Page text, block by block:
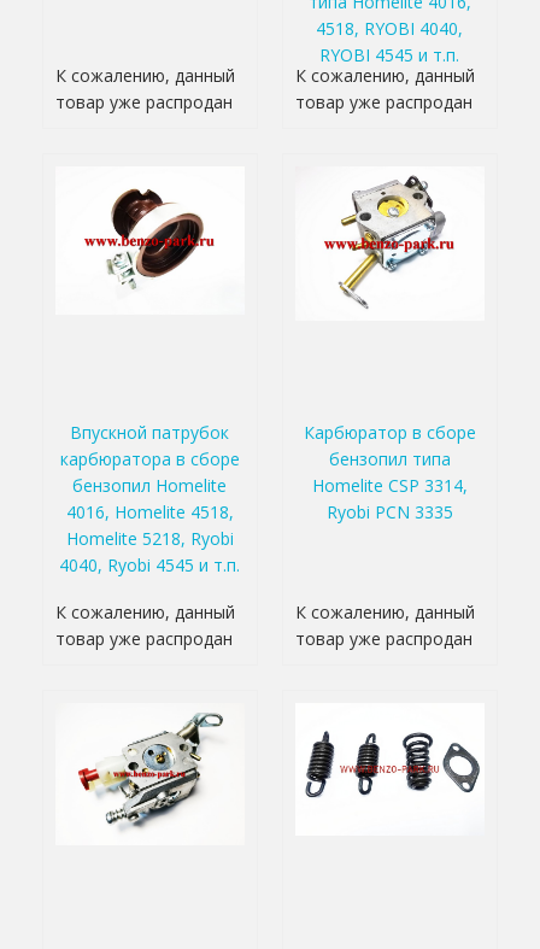
К сожалению, данный
товар уже распродан
4518, RYOBI 4040,
RYOBI 4545 и т.п.
К сожалению, данный
товар уже распродан
Впускной патрубок
карбюратора в сборе
бензопил Homelite
4016, Homelite 4518,
Homelite 5218, Ryobi
4040, Ryobi 4545 и т.п.
К сожалению, данный
товар уже распродан
Карбюратор в сборе
бензопил типа
Homelite CSP 3314,
Ryobi PCN 3335
К сожалению, данный
товар уже распродан